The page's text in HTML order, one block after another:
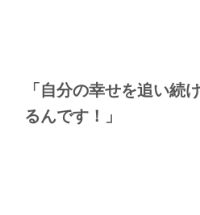
「自分の幸せを追い続
るんです！」